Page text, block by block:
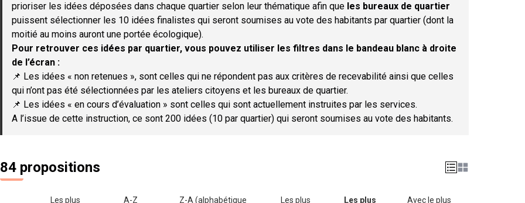
prioriser les idées déposées dans chaque quartier selon leur thématique afin que les bureaux de quartier
puissent sélectionner les 10 idées finalistes qui seront soumises au vote des habitants par quartier (dont la
moitié au moins auront une portée écologique).
Pour retrouver ces idées par quartier, vous pouvez utiliser les filtres dans le bandeau blanc à droite
de l’écran :
📌 Les idées « non retenues », sont celles qui ne répondent pas aux critères de recevabilité ainsi que celles
qui n’ont pas été sélectionnées par les ateliers citoyens et les bureaux de quartier.
📌 Les idées « en cours d’évaluation » sont celles qui sont actuellement instruites par les services.
A l’issue de cette instruction, ce sont 200 idées (10 par quartier) qui seront soumises au vote des habitants.
84 propositions
Les plus
A-Z
Z-A (alphabétique
Les plus
Les plus
Avec le plus